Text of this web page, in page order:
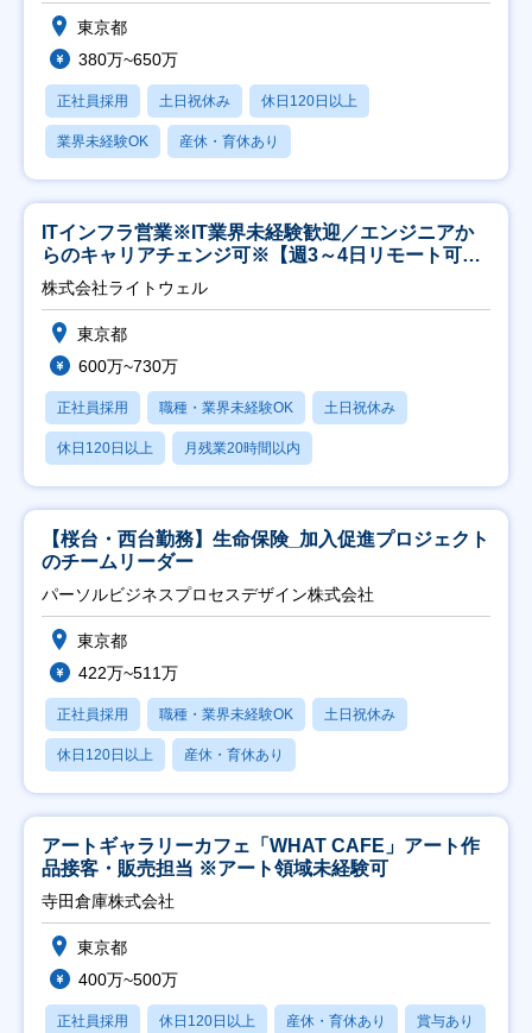
東京都
380万~650万
正社員採用 土日祝休み 休日120日以上
業界未経験OK 産休・育休あり
ITインフラ営業※IT業界未経験歓迎／エンジニアか
らのキャリアチェンジ可※【週3～4日リモート可
能】
株式会社ライトウェル
東京都
600万~730万
正社員採用 職種・業界未経験OK 土日祝休み
休日120日以上 月残業20時間以内
【桜台・西台勤務】生命保険_加入促進プロジェクト
のチームリーダー
パーソルビジネスプロセスデザイン株式会社
東京都
422万~511万
正社員採用 職種・業界未経験OK 土日祝休み
休日120日以上 産休・育休あり
アートギャラリーカフェ「WHAT CAFE」アート作
品接客・販売担当 ※アート領域未経験可
寺田倉庫株式会社
東京都
400万~500万
正社員採用 休日120日以上 産休・育休あり 賞与あり